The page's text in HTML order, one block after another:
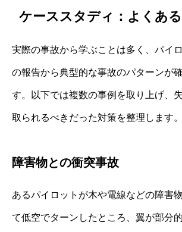
ケーススタディ：よくあ
実際の事故から学ぶことは多く、パイ
の報告から典型的な事故のパターンが
す。以下では複数の事例を取り上げ、
取られるべきだった対策を整理します。
障害物との衝突事故
あるパイロットが木や電線などの障害
て低空でターンしたところ、翼が部分